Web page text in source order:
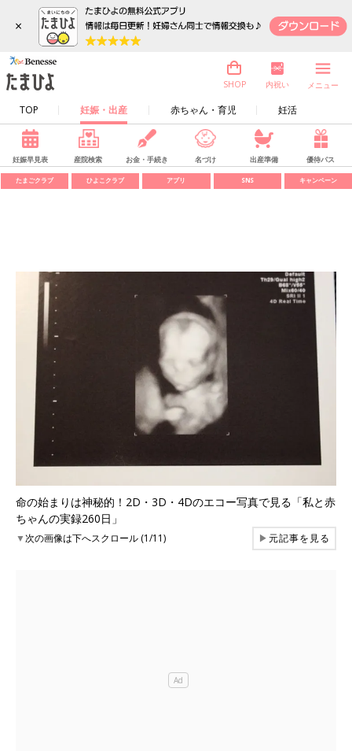
×
TOP 妊娠・出産 赤ちゃん・育児 妊活
SHOP 内祝い メニュー
妊娠早見表 産院検索 お金・手続き 名づけ 出産準備 優待パス
たまごクラブ ひよこクラブ アプリ SNS キャンペーン
命の始まりは神秘的！2D・3D・4Dのエコー写真で見る「私と赤
ちゃんの実録260日」
▼次の画像は下へスクロール (1/11) ▶元記事を見る